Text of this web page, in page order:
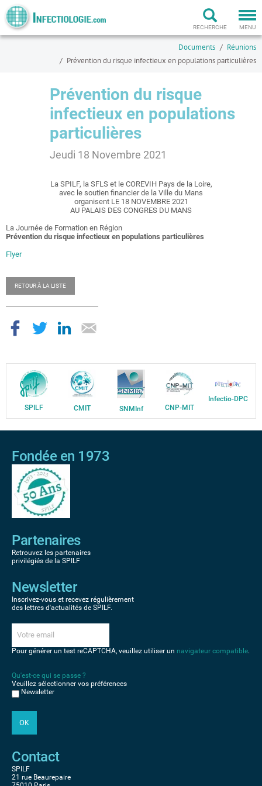
MENU
RECHERCHE
Documents
Réunions
Prévention du risque infectieux en populations particulières
Prévention du risque
infectieux en populations
particulières
Jeudi 18 Novembre 2021
La SPILF, la SFLS et le COREVIH Pays de la Loire,
avec le soutien financier de la Ville du Mans
organisent LE 18 NOVEMBRE 2021
AU PALAIS DES CONGRES DU MANS
La Journée de Formation en Région
Prévention du risque infectieux en populations particulières
Flyer
RETOUR À LA LISTE
SPILF CMIT SNMInf CNP-MIT
Infectio-DPC
Fondée en 1973
Partenaires
Retrouvez les partenaires
privilégiés de la SPILF
Newsletter
Inscrivez-vous et recevez régulièrement
des lettres d'actualités de SPILF.
Pour générer un test reCAPTCHA, veuillez utiliser un navigateur compatible.
Qu'est-ce qui se passe ?
Veuillez sélectionner vos préférences
Newsletter
Contact
SPILF
21 rue Beaurepaire